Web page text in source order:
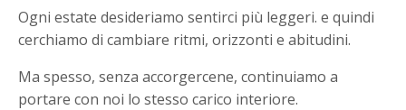
Ogni estate desideriamo sentirci più leggeri. e quindi
cerchiamo di cambiare ritmi, orizzonti e abitudini.
Ma spesso, senza accorgercene, continuiamo a
portare con noi lo stesso carico interiore.